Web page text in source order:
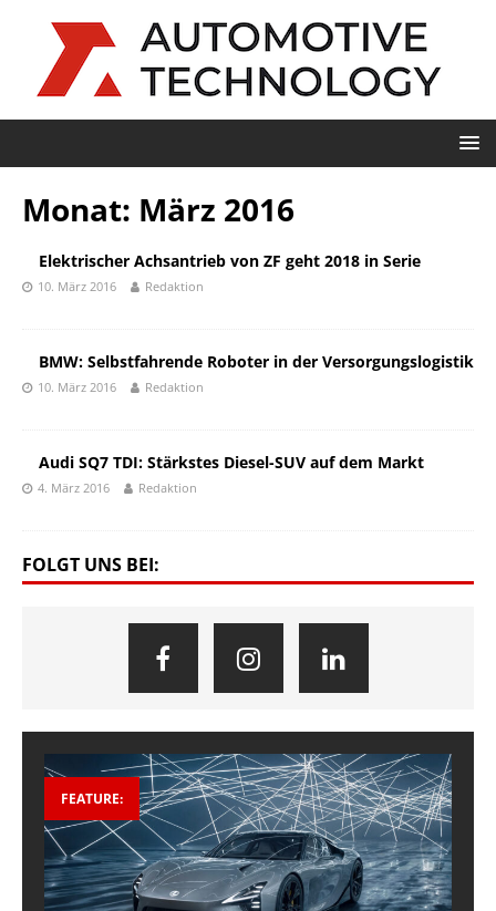
Monat: März 2016
Elektrischer Achsantrieb von ZF geht 2018 in Serie
10. März 2016 Redaktion
BMW: Selbstfahrende Roboter in der Versorgungslogistik
10. März 2016 Redaktion
Audi SQ7 TDI: Stärkstes Diesel-SUV auf dem Markt
4. März 2016 Redaktion
FOLGT UNS BEI:
FEATURE: